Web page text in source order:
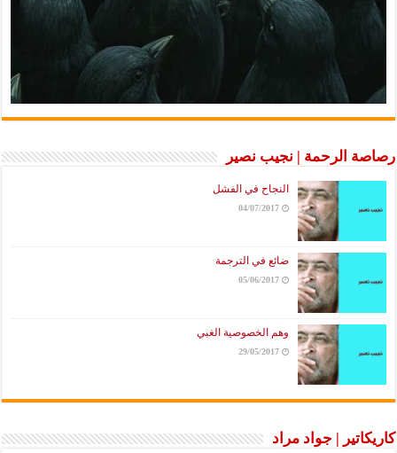
رصاصة الرحمة | نجيب نصير
النجاح في الفشل
04/07/2017
ضائع في الترجمة
05/06/2017
وهم الخصوصية الغبي
29/05/2017
كاريكاتير | جواد مراد